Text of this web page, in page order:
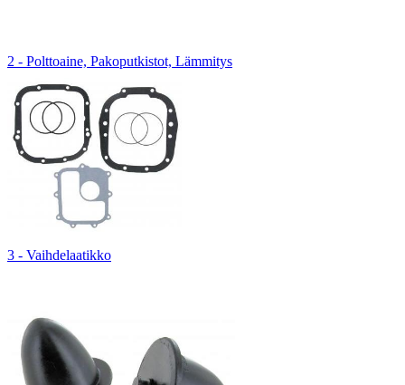
2 - Polttoaine, Pakoputkistot, Lämmitys
3 - Vaihdelaatikko